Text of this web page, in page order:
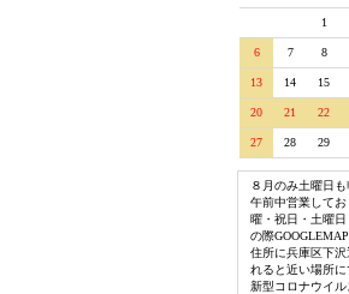
1
6 7 8
13 14 15
20 21 22
27 28 29
８月のみ土曜日
午前中営業して
曜・祝日・土曜
の際
住所に兵庫区下
れると近い場所
新型コロナウイ